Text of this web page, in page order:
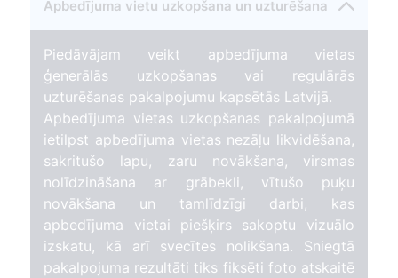
Apbedījuma vietu uzkopšana un uzturēšana
Piedāvājam veikt apbedījuma vietas
ģenerālās uzkopšanas vai regulārās
uzturēšanas pakalpojumu kapsētās Latvijā.
Apbedījuma vietas uzkopšanas pakalpojumā
ietilpst apbedījuma vietas nezāļu likvidēšana,
sakritušo lapu, zaru novākšana, virsmas
nolīdzināšana ar grābekli, vītušo puķu
novākšana un tamlīdzīgi darbi, kas
apbedījuma vietai piešķirs sakoptu vizuālo
izskatu, kā arī svecītes nolikšana. Sniegtā
pakalpojuma rezultāti tiks fiksēti foto atskaitē